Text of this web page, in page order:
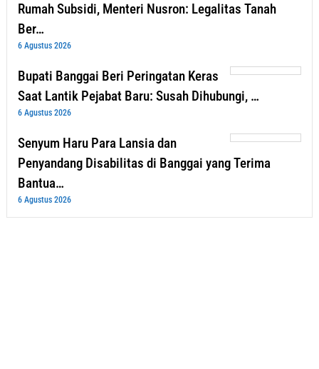
Rumah Subsidi, Menteri Nusron: Legalitas Tanah
Ber…
6 Agustus 2026
Bupati Banggai Beri Peringatan Keras
Saat Lantik Pejabat Baru: Susah Dihubungi, …
6 Agustus 2026
Senyum Haru Para Lansia dan
Penyandang Disabilitas di Banggai yang Terima
Bantua…
6 Agustus 2026